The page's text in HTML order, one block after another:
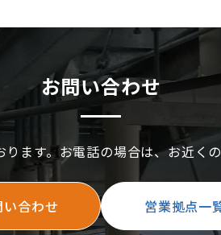
お問い合わせ
ます。お電話の場合は、お近く
合わせ 営業拠点一